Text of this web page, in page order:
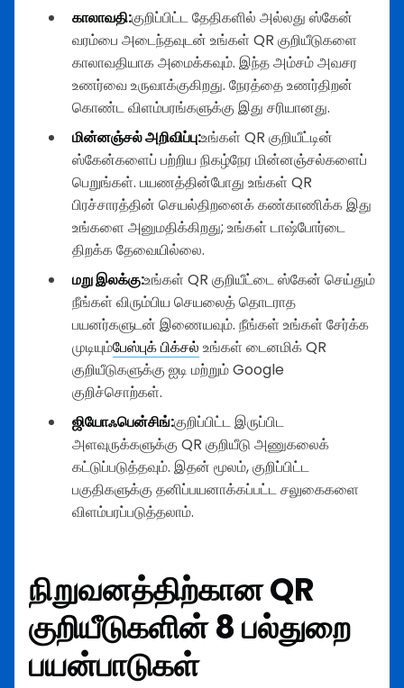
காலாவதி:குறிப்பிட்ட தேதிகளில் அல்லது ஸ்கேன்
வரம்பை அடைந்தவுடன் உங்கள் QR குறியீடுகளை
காலாவதியாக அமைக்கவும். இந்த அம்சம் அவசர
உணர்வை உருவாக்குகிறது. நேரத்தை உணர்திறன்
கொண்ட விளம்பரங்களுக்கு இது சரியானது.
மின்னஞ்சல் அறிவிப்பு:உங்கள் QR குறியீட்டின்
ஸ்கேன்களைப் பற்றிய நிகழ்நேர மின்னஞ்சல்களைப்
பெறுங்கள். பயணத்தின்போது உங்கள் QR
பிரச்சாரத்தின் செயல்திறனைக் கண்காணிக்க இது
உங்களை அனுமதிக்கிறது; உங்கள் டாஷ்போர்டை
திறக்க தேவையில்லை.
மறு இலக்கு:உங்கள் QR குறியீட்டை ஸ்கேன் செய்தும்
நீங்கள் விரும்பிய செயலைத் தொடராத
பயனர்களுடன் இணையவும். நீங்கள் உங்கள் சேர்க்க
முடியும்பேஸ்புக் பிக்சல் உங்கள் டைனமிக் QR
குறியீடுகளுக்கு ஐடி மற்றும் Google
குறிச்சொற்கள்.
ஜியோஃபென்சிங்:குறிப்பிட்ட இருப்பிட
அளவுருக்களுக்கு QR குறியீடு அணுகலைக்
கட்டுப்படுத்தவும். இதன் மூலம், குறிப்பிட்ட
பகுதிகளுக்கு தனிப்பயனாக்கப்பட்ட சலுகைகளை
விளம்பரப்படுத்தலாம்.
நிறுவனத்திற்கான QR
குறியீடுகளின் 8 பல்துறை
பயன்பாடுகள்